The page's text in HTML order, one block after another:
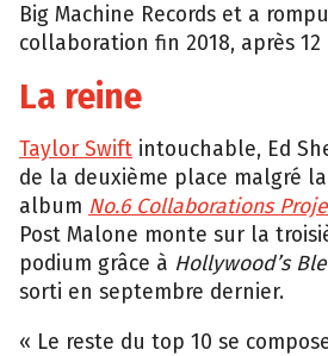
Big Machine Records et a
collaboration fin 2018, après 12
La reine
Taylor Swift intouchable, Ed
de la deuxième place malgré
album No.6 Collaborations
Post Malone monte sur la
podium grâce à Hollywood’s
sorti en septembre dernier.
« Le reste du top 10 se